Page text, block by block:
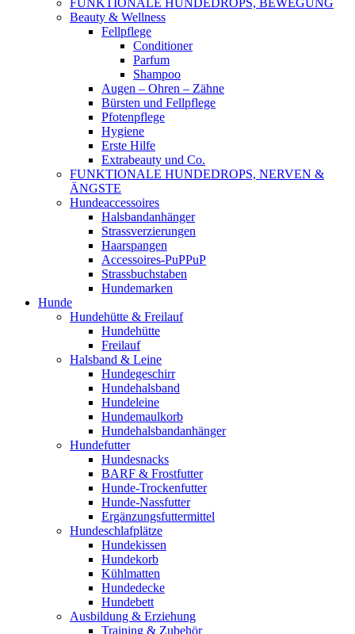
FUNKTIONALE HUNDEDROPS, BEWEGUNG
Beauty & Wellness
Fellpflege
Conditioner
Parfum
Shampoo
Augen – Ohren – Zähne
Bürsten und Fellpflege
Pfotenpflege
Hygiene
Erste Hilfe
Extrabeauty und Co.
FUNKTIONALE HUNDEDROPS, NERVEN &
ÄNGSTE
Hundeaccessoires
Halsbandanhänger
Strassverzierungen
Haarspangen
Accessoires-PuPPuP
Strassbuchstaben
Hundemarken
Hunde
Hundehütte & Freilauf
Hundehütte
Freilauf
Halsband & Leine
Hundegeschirr
Hundehalsband
Hundeleine
Hundemaulkorb
Hundehalsbandanhänger
Hundefutter
Hundesnacks
BARF & Frostfutter
Hunde-Trockenfutter
Hunde-Nassfutter
Ergänzungsfuttermittel
Hundeschlafplätze
Hundekissen
Hundekorb
Kühlmatten
Hundedecke
Hundebett
Ausbildung & Erziehung
Training & Zubehör